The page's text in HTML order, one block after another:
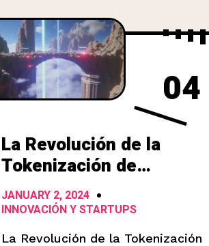
problema?
Los programas
tradicionales suelen ser:
04
La Revolución de la
Tokenización de
Activos del Mundo Real:
Democratizando la
Inversión
JANUARY 2, 2024
INNOVACIÓN Y STARTUPS
La Revolución de la Tokenización